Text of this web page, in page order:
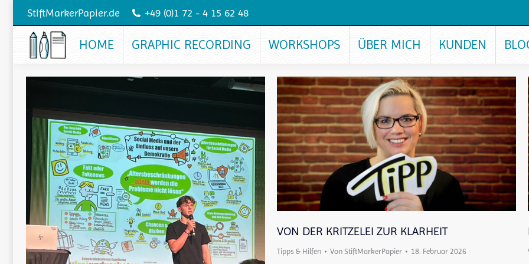
StiftMarkerPapier.de +49 (0)1 72 - 4 15 62 48
HOME GRAPHIC RECORDING WORKSHOPS ÜBER MICH KUNDEN
VON DER KRITZELEI ZUR KLARHEIT
Tipps & Hilfen Von StiftMarkerPapier 18. Februar 2026